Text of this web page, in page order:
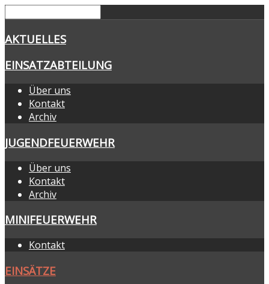
AKTUELLES
EINSATZABTEILUNG
Über uns
Kontakt
Archiv
JUGENDFEUERWEHR
Über uns
Kontakt
Archiv
MINIFEUERWEHR
Kontakt
EINSÄTZE